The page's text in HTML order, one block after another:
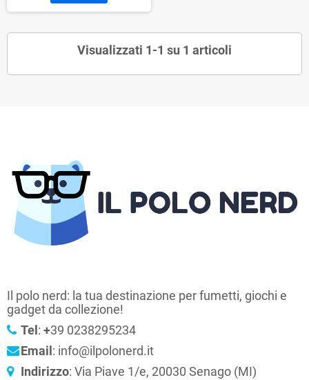
Visualizzati 1-1 su 1 articoli
Il polo nerd: la tua destinazione per fumetti, giochi e
gadget da collezione!
Tel : +39 0238295234
Email : info@ilpolonerd.it
Indirizzo: Via Piave 1/e, 20030 Senago (MI)